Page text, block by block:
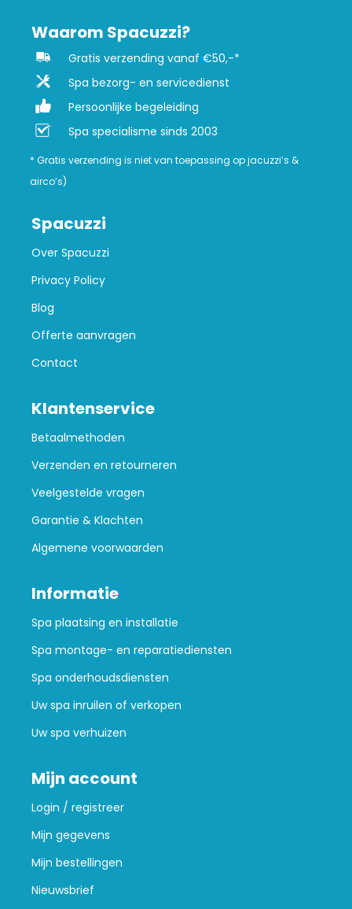
Waarom Spacuzzi?
Gratis verzending vanaf €50,-*
Spa bezorg- en servicedienst
Persoonlijke begeleiding
Spa specialisme sinds 2003
* Gratis verzending is niet van toepassing op jacuzzi’s &
airco’s)
Spacuzzi
Over Spacuzzi
Privacy Policy
Blog
Offerte aanvragen
Contact
Klantenservice
Betaalmethoden
Verzenden en retourneren
Veelgestelde vragen
Garantie & Klachten
Algemene voorwaarden
Informatie
Spa plaatsing en installatie
Spa montage- en reparatiediensten
Spa onderhoudsdiensten
Uw spa inruilen of verkopen
Uw spa verhuizen
Mijn account
Login / registreer
Mijn gegevens
Mijn bestellingen
Nieuwsbrief